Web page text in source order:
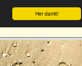
Her damit!